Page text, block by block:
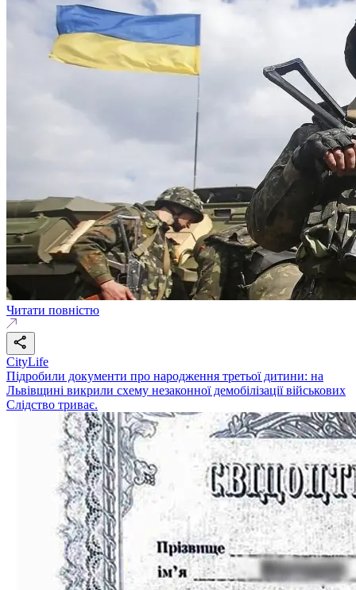
Читати повністю
CityLife
Підробили документи про народження третьої дитини: на
Львівщині викрили схему незаконної демобілізації військових
Слідство триває.